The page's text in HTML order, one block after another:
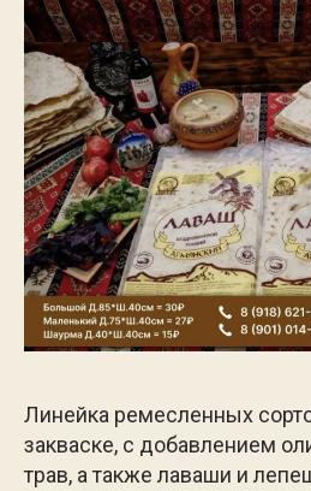
Линейка ремесленных
закваске, с добавлением
трав, а также лаваши и